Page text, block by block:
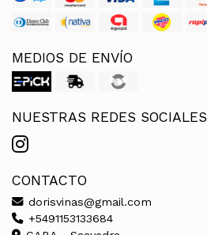
MEDIOS DE ENVÍO
NUESTRAS REDES SOCIALES
CONTACTO
dorisvinas@gmail.com
+5491153133684